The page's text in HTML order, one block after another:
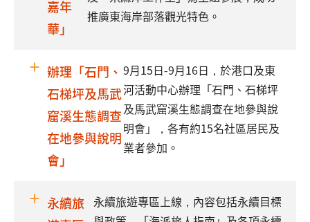
嘉年
華」
推廣東海岸部落觀光特色。
辦理「石門、
石梯坪及馬武
窟溪生態調查
在地參與說明
會」
9月15日-9月16日，於港口及東
河活動中心辦理「石門、石梯坪
及馬武窟溪生態調查在地參與說
明會」，各有約15名社區居民及
業者參加。
永續旅
永續旅遊專區上線，內容包括永續目標